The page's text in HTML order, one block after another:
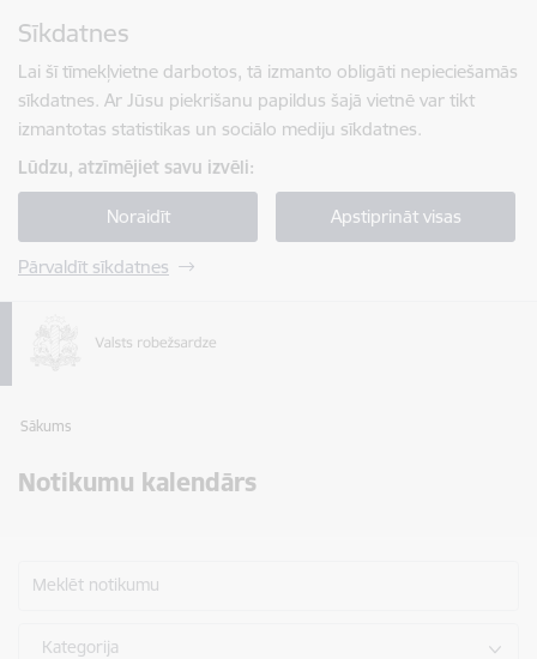
Sīkdatnes
Lai šī tīmekļvietne darbotos, tā izmanto obligāti nepieciešamās
sīkdatnes. Ar Jūsu piekrišanu papildus šajā vietnē var tikt
izmantotas statistikas un sociālo mediju sīkdatnes.
Lūdzu, atzīmējiet savu izvēli:
Noraidīt Apstiprināt visas
Pārvaldīt sīkdatnes
Sākums
Notikumu kalendārs
Meklēt notikumu
Kategorija